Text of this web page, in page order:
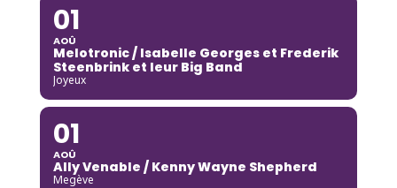
01
AOÛ
Melotronic / Isabelle Georges et Frederik
Steenbrink et leur Big Band
Joyeux
01
AOÛ
Ally Venable / Kenny Wayne Shepherd
Megève